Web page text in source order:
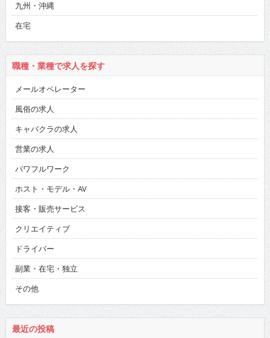
九州・沖縄
在宅
職種・業種で求人を探す
メールオペレーター
風俗の求人
キャバクラの求人
営業の求人
パワフルワーク
ホスト・モデル・AV
接客・販売サービス
クリエイティブ
ドライバー
副業・在宅・独立
その他
最近の投稿